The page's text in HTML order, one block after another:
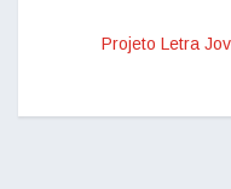
Projeto Letra